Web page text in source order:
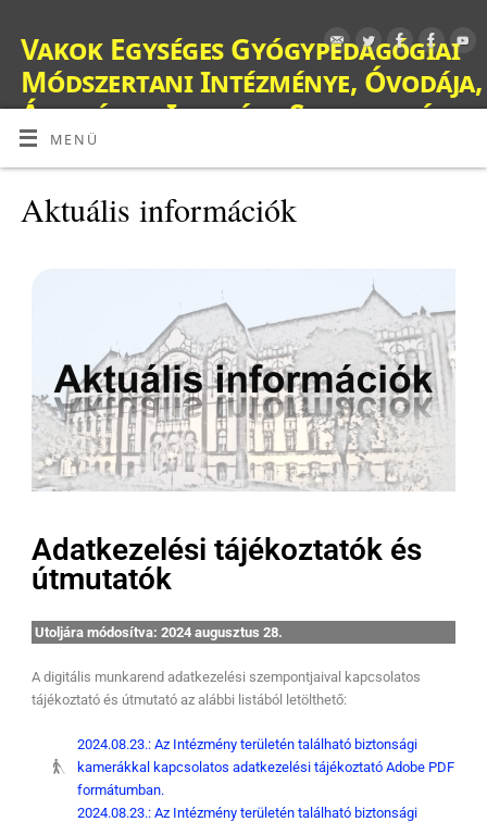
Vakok Egységes Gyógypedagógiai
Módszertani Intézménye, Óvodája,
Általános Iskolája, Szakiskolája,
Készségfejlesztő Iskolája, Fejlesztő
Nevelés-Oktatást Végző Iskolája,
Kollégiuma és Gyermekotthona
MENÜ
Aktuális információk
Adatkezelési tájékoztatók és
útmutatók
Utoljára módosítva: 2024 augusztus 28.
A digitális munkarend adatkezelési szempontjaival kapcsolatos
tájékoztató és útmutató az alábbi listából letölthető:
2024.08.23.: Az Intézmény területén található biztonsági
kamerákkal kapcsolatos adatkezelési tájékoztató Adobe PDF
formátumban.
2024.08.23.: Az Intézmény területén található biztonsági